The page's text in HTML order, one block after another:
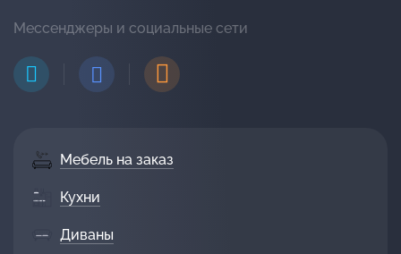
Мебель на заказ
Кухни
Диваны
Мессенджеры и социальные сети